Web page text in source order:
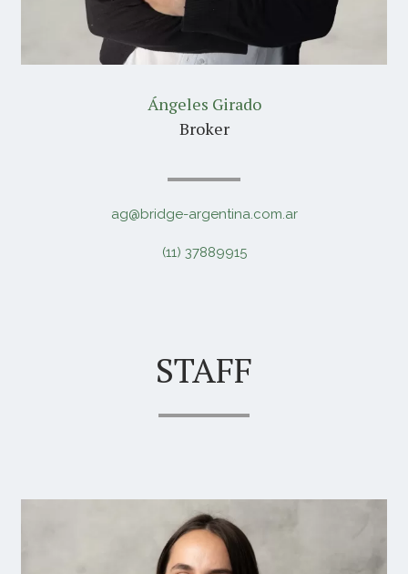
Ángeles Girado
Broker
ag@bridge-argentina.com.ar
(11) 37889915
STAFF